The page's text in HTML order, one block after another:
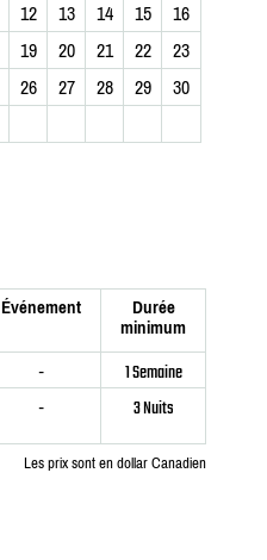
12 13 14 15
16
19 20 21 22
23
26 27 28 29
30
Événement
Durée
minimum
- 1 Semaine
- 3 Nuits
Les prix sont en dollar Canadien